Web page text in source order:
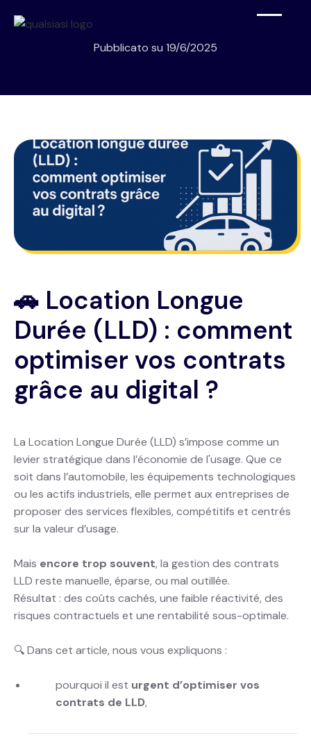
Pubblicato su 19/6/2025
🚗 Location Longue
Durée (LLD) : comment
optimiser vos contrats
grâce au digital ?
La Location Longue Durée (LLD) s’impose comme un
levier stratégique dans l’économie de l'usage. Que ce
soit dans l’automobile, les équipements technologiques
ou les actifs industriels, elle permet aux entreprises de
proposer des services flexibles, compétitifs et centrés
sur la valeur d’usage.
Mais encore trop souvent, la gestion des contrats
LLD reste manuelle, éparse, ou mal outillée.
Résultat : des coûts cachés, une faible réactivité, des
risques contractuels et une rentabilité sous-optimale.
🔍 Dans cet article, nous vous expliquons :
pourquoi il est urgent d’optimiser vos
contrats de LLD,